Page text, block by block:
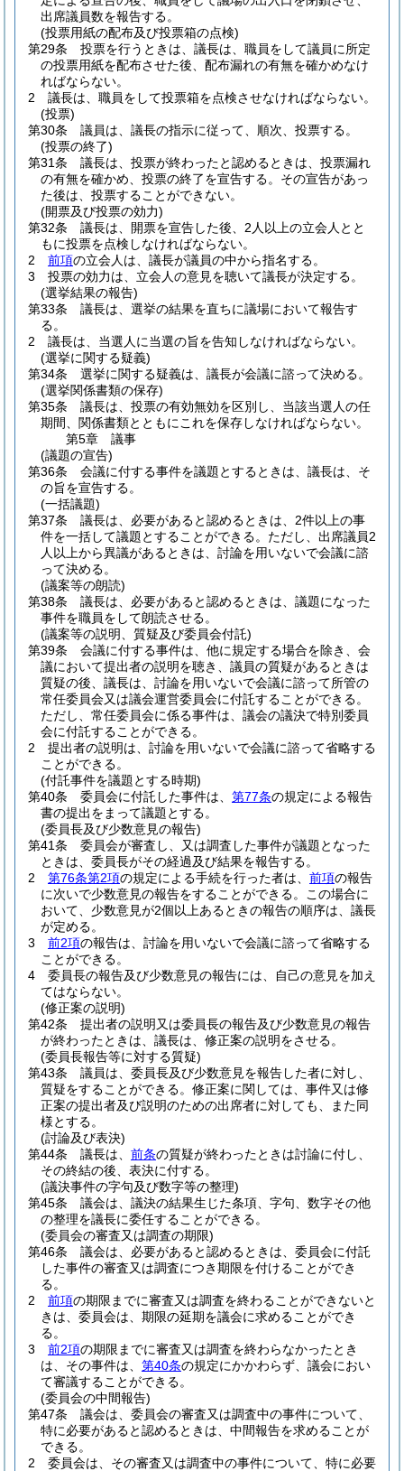
出席議員数を報告する。
(投票用紙の配布及び投票箱の点検)
第29条
投票を行うときは、議長は、職員をして議員に所定
の投票用紙を配布させた後、配布漏れの有無を確かめなけ
ればならない。
2
議長は、職員をして投票箱を点検させなければならない。
(投票)
第30条
議員は、議長の指示に従って、順次、投票する。
(投票の終了)
第31条
議長は、投票が終わったと認めるときは、投票漏れ
の有無を確かめ、投票の終了を宣告する。 その宣告があっ
た後は、投票することができない。
(開票及び投票の効力)
第32条
議長は、開票を宣告した後、2人以上の立会人とと
もに投票を点検しなければならない。
2
前項の立会人は、議長が議員の中から指名する。
3
投票の効力は、立会人の意見を聴いて議長が決定する。
(選挙結果の報告)
第33条
議長は、選挙の結果を直ちに議場において報告す
る。
2
議長は、当選人に当選の旨を告知しなければならない。
(選挙に関する疑義)
第34条
選挙に関する疑義は、議長が会議に諮って決める。
(選挙関係書類の保存)
第35条
議長は、投票の有効無効を区別し、当該当選人の任
期間、関係書類とともにこれを保存しなければならない。
第5章
議事
(議題の宣告)
第36条
会議に付する事件を議題とするときは、議長は、そ
の旨を宣告する。
(一括議題)
第37条
議長は、必要があると認めるときは、2件以上の事
件を一括して議題とすることができる。 ただし、出席議員2
人以上から異議があるときは、討論を用いないで会議に諮
って決める。
(議案等の朗読)
第38条
議長は、必要があると認めるときは、議題になった
事件を職員をして朗読させる。
(議案等の説明、質疑及び委員会付託)
第39条
会議に付する事件は、他に規定する場合を除き、会
議において提出者の説明を聴き、議員の質疑があるときは
質疑の後、議長は、討論を用いないで会議に諮って所管の
常任委員会又は議会運営委員会に付託することができる。
ただし、常任委員会に係る事件は、議会の議決で特別委員
会に付託することができる。
2
提出者の説明は、討論を用いないで会議に諮って省略する
ことができる。
(付託事件を議題とする時期)
第40条
委員会に付託した事件は、 第77条の規定による報告
書の提出をまって議題とする。
(委員長及び少数意見の報告)
第41条
委員会が審査し、又は調査した事件が議題となった
ときは、委員長がその経過及び結果を報告する。
2
第76条第2項の規定による手続を行った者は、 前項の報告
に次いで少数意見の報告をすることができる。
この場合に
おいて、少数意見が2個以上あるときの報告の順序は、議長
が定める。
3
前2項の報告は、討論を用いないで会議に諮って省略する
ことができる。
4
委員長の報告及び少数意見の報告には、自己の意見を加え
てはならない。
(修正案の説明)
第42条
提出者の説明又は委員長の報告及び少数意見の報告
が終わったときは、議長は、修正案の説明をさせる。
(委員長報告等に対する質疑)
第43条
議員は、委員長及び少数意見を報告した者に対し、
質疑をすることができる。 修正案に関しては、事件又は修
正案の提出者及び説明のための出席者に対しても、また同
様とする。
(討論及び表決)
第44条
議長は、 前条の質疑が終わったときは討論に付し、
その終結の後、表決に付する。
(議決事件の字句及び数字等の整理)
第45条
議会は、議決の結果生じた条項、字句、数字その他
の整理を議長に委任することができる。
(委員会の審査又は調査の期限)
第46条
議会は、必要があると認めるときは、委員会に付託
した事件の審査又は調査につき期限を付けることができ
る。
2
前項の期限までに審査又は調査を終わることができないと
きは、委員会は、期限の延期を議会に求めることができ
る。
3
前2項の期限までに審査又は調査を終わらなかったとき
は、その事件は、 第40条の規定にかかわらず、議会におい
て審議することができる。
(委員会の中間報告)
第47条
議会は、委員会の審査又は調査中の事件について、
特に必要があると認めるときは、中間報告を求めることが
できる。
2
委員会は、その審査又は調査中の事件について、特に必要